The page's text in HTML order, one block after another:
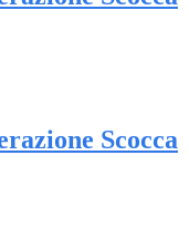
Scocca